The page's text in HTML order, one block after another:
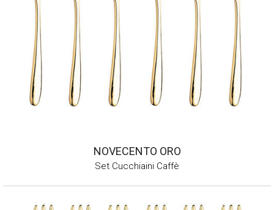
NOVECENTO ORO
Set Cucchiaini Caffè